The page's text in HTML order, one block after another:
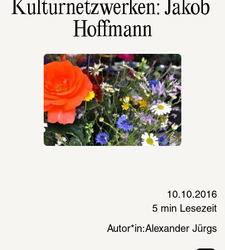
Kulturnetzwerken: Jakob
Hoffmann
10.10.2016
5 min Lesezeit
Autor*in:Alexander Jürgs